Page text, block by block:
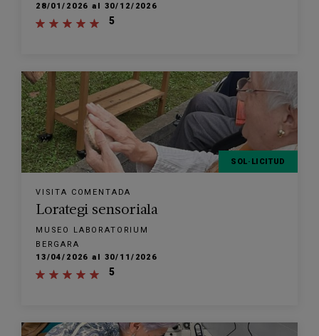
28/01/2026 al 30/12/2026
5
SOL·LICITUD
VISITA COMENTADA
Lorategi sensoriala
MUSEO LABORATORIUM
BERGARA
13/04/2026 al 30/11/2026
5